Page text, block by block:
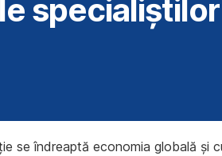
specialiștilor
se îndreaptă economia globală și